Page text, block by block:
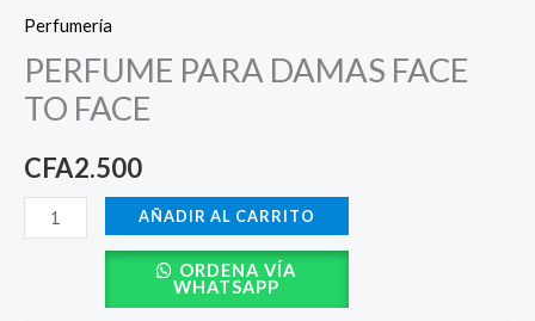
Perfumería
PERFUME PARA DAMAS FACE
TO FACE
CFA2.500
TO
cantidad
AÑADIR AL CARRITO
ORDENA VÍA
WHATSAPP